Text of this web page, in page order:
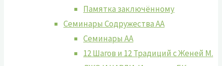
Памятка заключённому
Семинары Содружества АА
Семинары АА
12 Шагов и 12 Традиций с Женей М.